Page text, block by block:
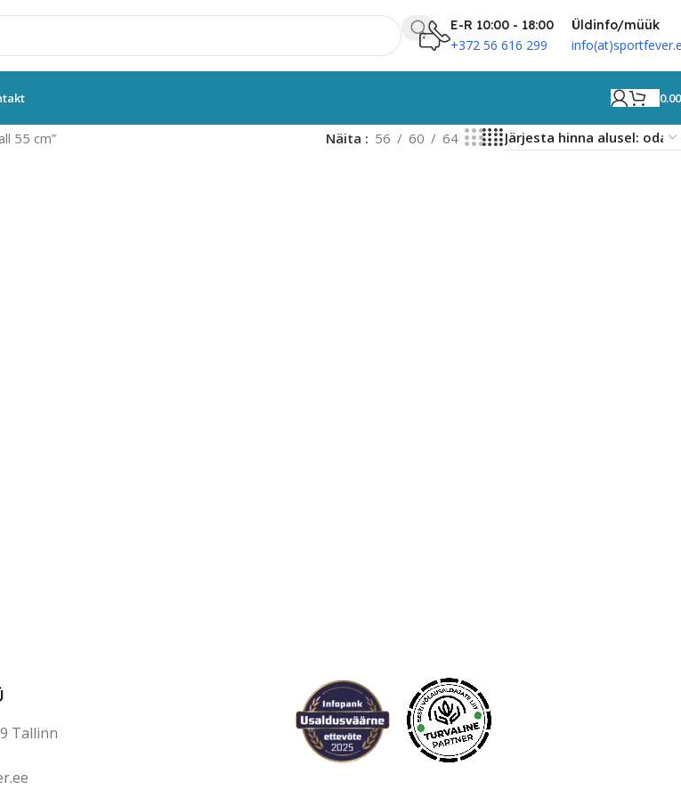
E-R 10:00 - 18:00
+372 56 616 299
Üldinfo/müük
55 cm” Näita 56 60 64
Tallinn